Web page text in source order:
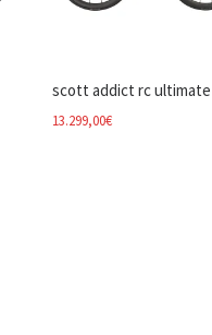
scott addict rc ultimate
13.299,00€